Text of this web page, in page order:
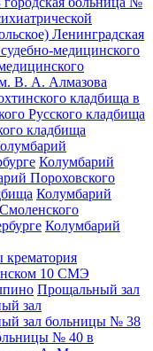
Ленинградская
медицинского
В. А. Алмазова
кладбища в
Русского кладбища
кладбища
Колумбарий
Пороховского
Колумбарий
Колумбарий
10 СМЭ
Прощальный зал
зал
зал больницы № 38
№ 40 в